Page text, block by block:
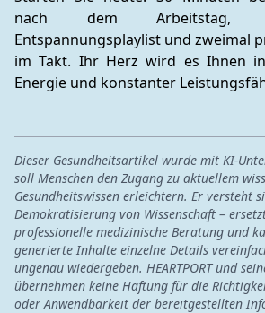
nach dem Arbeitstag,
Entspannungsplaylist und zweimal
im Takt. Ihr Herz wird es Ihnen
Energie und konstanter
Dieser Gesundheitsartikel wurde mit KI-
soll Menschen den Zugang zu aktuellem
Gesundheitswissen erleichtern. Er versteht
Demokratisierung von Wissenschaft –
professionelle medizinische Beratung und
generierte Inhalte einzelne Details
ungenau wiedergeben. HEARTPORT und
übernehmen keine Haftung für die
oder Anwendbarkeit der bereitgestellten